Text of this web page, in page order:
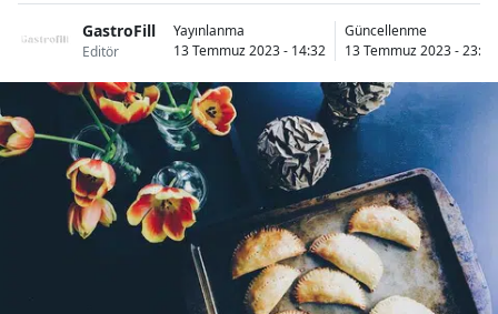
GastroFill
Editör
Yayınlanma
13 Temmuz 2023 - 14:32
Güncellenme
13 Temmuz 2023 - 23:09